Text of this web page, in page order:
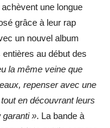
une longue
grâce à leur rap
un nouvel album
au début des
la même veine que
repenser avec une
en découvrant leurs
garanti ». La bande à